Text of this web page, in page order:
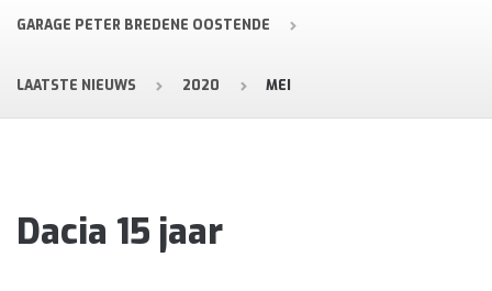
GARAGE PETER BREDENE OOSTENDE
LAATSTE NIEUWS 2020 MEI
Dacia 15 jaar